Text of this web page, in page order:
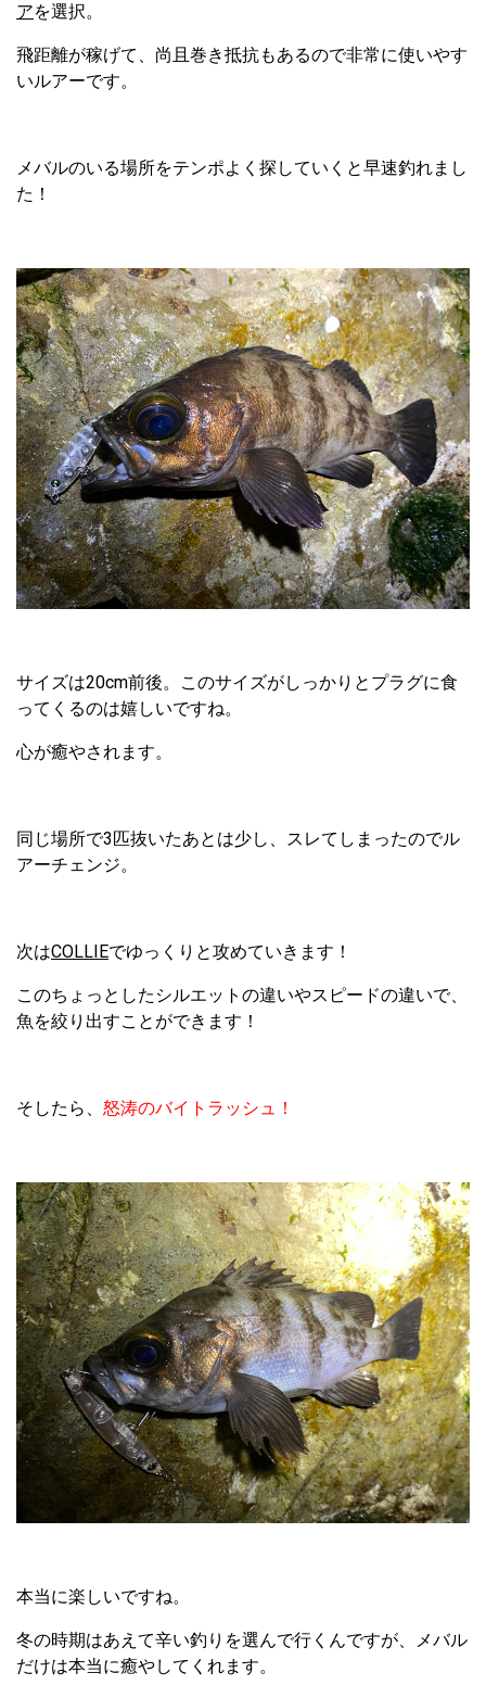
アを選択。
飛距離が稼げて、尚且巻き抵抗もあるので非常に使いやす
いルアーです。
メバルのいる場所をテンポよく探していくと早速釣れまし
た！
サイズは20cm前後。このサイズがしっかりとプラグに食
ってくるのは嬉しいですね。
心が癒やされます。
同じ場所で3匹抜いたあとは少し、スレてしまったのでル
アーチェンジ。
次はCOLLIEでゆっくりと攻めていきます！
このちょっとしたシルエットの違いやスピードの違いで、
魚を絞り出すことができます！
そしたら、 怒涛のバイトラッシュ！
本当に楽しいですね。
冬の時期はあえて辛い釣りを選んで行くんですが、メバル
だけは本当に癒やしてくれます。